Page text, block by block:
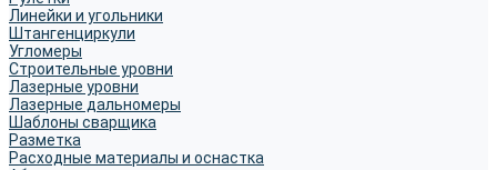
Линейки и угольники
Штангенциркули
Угломеры
Строительные уровни
Лазерные уровни
Лазерные дальномеры
Шаблоны сварщика
Разметка
Расходные материалы и оснастка